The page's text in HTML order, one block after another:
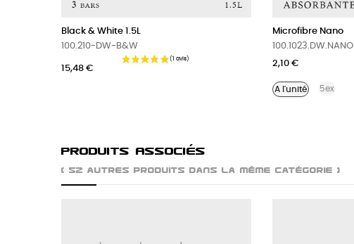
Black & White 1.5L
100.210-DW-B&W
15,48 €
Microfibre Nano
100.1023.DW.NANO
2,10 €
A l'unité 5ex
Produits Associés
( 52 autres produits dans la même catégorie )